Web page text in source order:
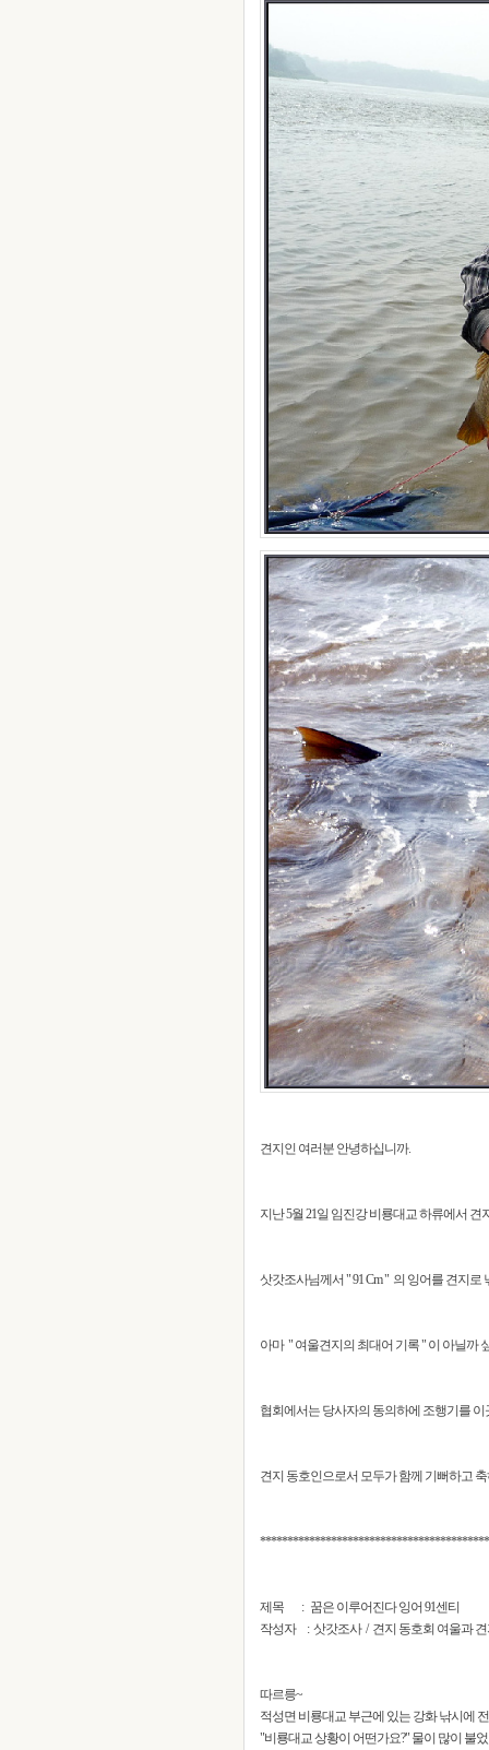
견지인 여러분 안녕하십니까.
지난 5월 21일 임진강 비룡대교 하류에서
삿갓조사님께서 " 91 Cm " 의 잉어를 견지로
아마 " 여울견지의 최대어 기록 " 이 아닐까
협회에서는 당사자의 동의하에 조행기를
견지 동호인으로서 모두가 함께 기뻐하고
제목 : 꿈은 이루어진다 잉어 91센티
작성자 : 삿갓조사 / 견지 동호회 여울과 견
따르릉~
적성면 비룡대교 부근에 있는 강화 낚시에
"비룡대교 상황이 어떤가요?" 물이 많이 불